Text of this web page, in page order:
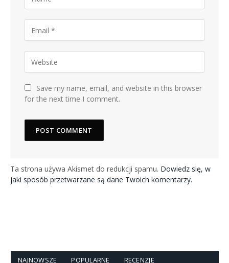
Save my name, email, and website in this browser
for the next time I comment.
Ta strona używa Akismet do redukcji spamu. Dowiedz się, w
jaki sposób przetwarzane są dane Twoich komentarzy.
NAJNOWSZE POPULARNE RECENZJE